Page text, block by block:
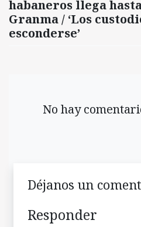
habaneros llega
Granma / ‘Los
esconderse’
No hay
Déjanos un
Responder